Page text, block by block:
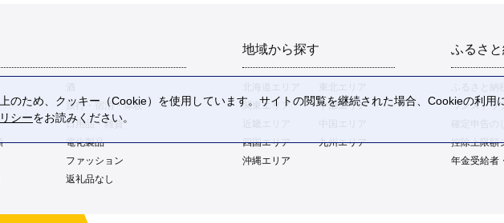
旅行・宿泊・体験
日用品・雑貨
電化製品
ファッション
返礼品なし
地域から探す
関東エリア
中部エリア
四国エリア
九州エリア
沖縄エリア
ふるさ
ふるさと納
ワンストッ
控除上限額
年金受給者
のため、クッキー（Cookie）を使用しています。サイトの閲覧を継続された場合、Cookieの利用
シーをお読みください。